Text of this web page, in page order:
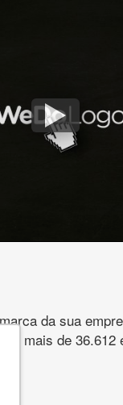
da sua
mais de 36.612